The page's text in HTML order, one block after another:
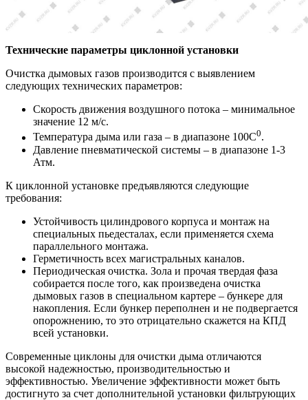
Технические параметры циклонной установки
Очистка дымовых газов производится с выявлением
следующих технических параметров:
Скорость движения воздушного потока – минимальное
значение 12 м/c.
Температура дыма или газа – в диапазоне 100С0.
Давление пневматической системы – в диапазоне 1-3
Атм.
К циклонной установке предъявляются следующие
требования:
Устойчивость цилиндрового корпуса и монтаж на
специальных пьедесталах, если применяется схема
параллельного монтажа.
Герметичность всех магистральных каналов.
Периодическая очистка. Зола и прочая твердая фаза
собирается после того, как произведена очистка
дымовых газов в специальном картере – бункере для
накопления. Если бункер переполнен и не подвергается
опорожнению, то это отрицательно скажется на КПД
всей установки.
Современные циклоны для очистки дыма отличаются
высокой надежностью, производительностью и
эффективностью. Увеличение эффективности может быть
достигнуто за счет дополнительной установки фильтрующих